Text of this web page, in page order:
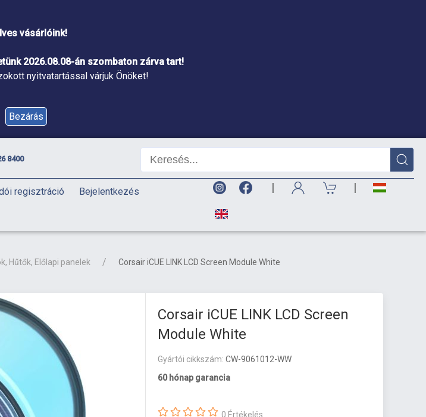
vásárlóink!
2026.08.08-án szombaton zárva tart!
nyitvatartással várjuk Önöket!
Bezárás
8400
regisztráció Bejelentkezés | |
Hűtők, Előlapi panelek Corsair iCUE LINK LCD Screen Module White
Corsair iCUE LINK LCD Screen
Module White
Gyártói cikkszám:CW-9061012-WW
60 hónap garancia
0 Értékelés